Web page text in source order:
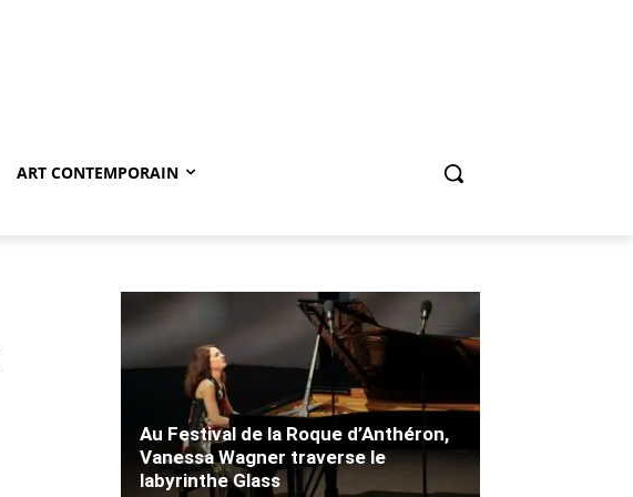
ART CONTEMPORAIN
Au Festival de la Roque d’Anthéron,
Vanessa Wagner traverse le
labyrinthe Glass